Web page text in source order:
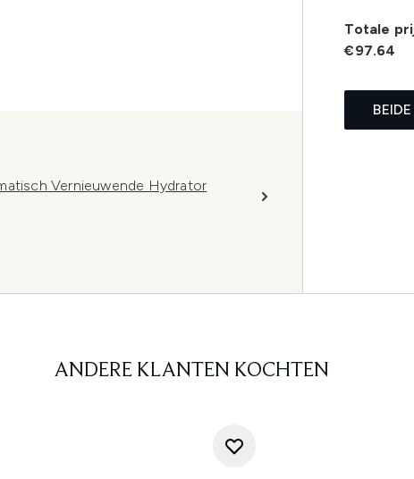
Vernieuwende Hydrator
Totale
€97.64
ANDERE KLANTEN KOCHTEN